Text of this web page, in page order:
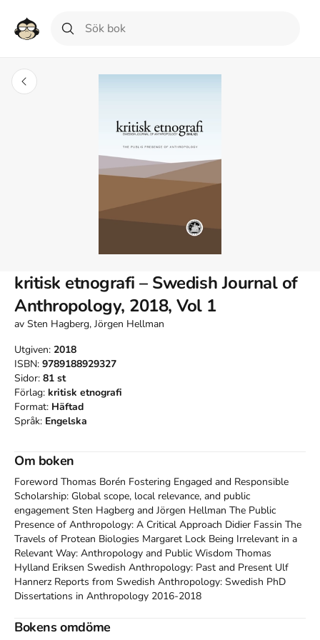
kritisk etnografi – Swedish Journal of
Anthropology, 2018, Vol 1
av Sten Hagberg, Jörgen Hellman
Utgiven: 2018
ISBN: 9789188929327
Sidor: 81 st
Förlag: kritisk etnografi
Format: Häftad
Språk: Engelska
Om boken
Foreword Thomas Borén Fostering Engaged and Responsible
Scholarship: Global scope, local relevance, and public
engagement Sten Hagberg and Jörgen Hellman The Public
Presence of Anthropology: A Critical Approach Didier Fassin The
Travels of Protean Biologies Margaret Lock Being Irrelevant in a
Relevant Way: Anthropology and Public Wisdom Thomas
Hylland Eriksen Swedish Anthropology: Past and Present Ulf
Hannerz Reports from Swedish Anthropology: Swedish PhD
Dissertations in Anthropology 2016-2018
Åtkomstkoder och digitalt tilläggsmaterial garanteras inte
Bokens omdöme